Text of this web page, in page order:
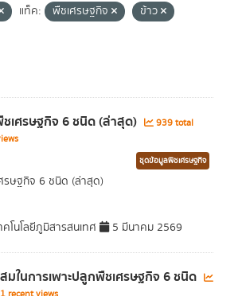
แท็ค: พืชเศรษฐกิจ
ข้าว
ศรษฐกิจ 6 ชนิด (ล่าสุด)
939 total
ชุดข้อมูลพืชเศรษฐกิจ
ษฐกิจ 6 ชนิด (ล่าสุด)
โนโลยีภูมิสารสนเทศ 5 มีนาคม 2569
มในการเพาะปลูกพืชเศรษฐกิจ 6 ชนิด